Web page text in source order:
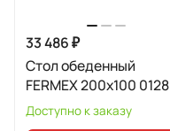
33 486 ₽
Стол обеденный
FERMEX 200x100 0128
Доступно к заказу